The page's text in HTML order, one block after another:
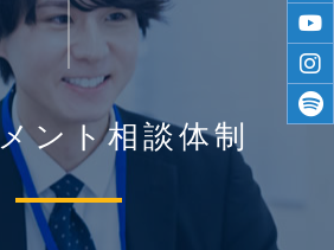
twitter
ント相談体制